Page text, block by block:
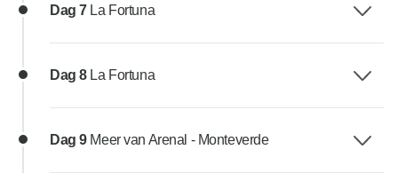
Dag 7 La Fortuna
Dag 8 La Fortuna
Dag 9 Meer van Arenal - Monteverde